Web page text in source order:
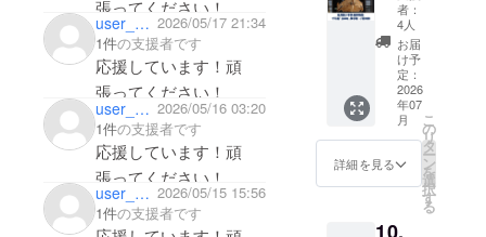
た事にもご縁を感じて
います。
歴史ある行事を今後も
続けていって欲しいと
思い、微力ながら支援
させて頂きます。
張ってください！
user_9ba7a9576a14 2026/05/17 21:34
1件の支援者です
応援しています！頑
張ってください！
user_a1989aaf12a4 2026/05/16 03:20
1件の支援者です
応援しています！頑
張ってください！
user_389e61706bd4 2026/05/15 15:56
1件の支援者です
ズ 105
㎜×148
㎜
（デザ
インは
変わる
場合が
ありま
す。）
②「佐
渡国小
博物
者：
4人
お届
け予
定：
2026
年07
月
詳細を見る
こ
の
リ
タ
ー
ン
を
選
択
す
る